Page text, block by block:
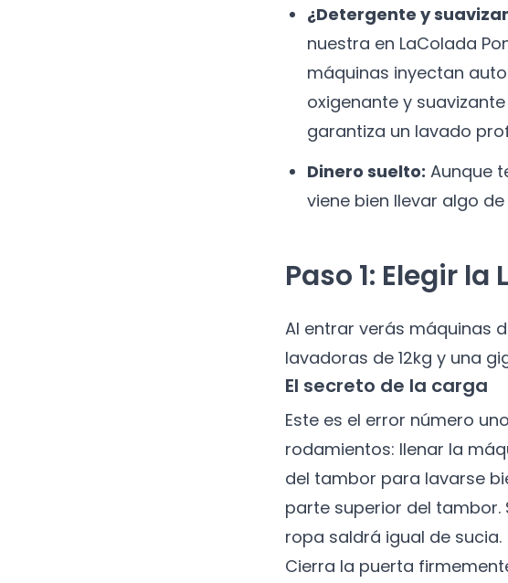
¿Detergente y
nuestra en LaColada
máquinas inyectan
oxigenante y
garantiza un lavado
Dinero suelto: Aunque
viene bien llevar algo
Paso 1: Elegir
Al entrar verás máquinas
lavadoras de 12kg y una
El secreto de la carga
Este es el error número
rodamientos: llenar la
del tambor para lavarse
parte superior del tambor.
ropa saldrá igual de sucia.
Cierra la puerta